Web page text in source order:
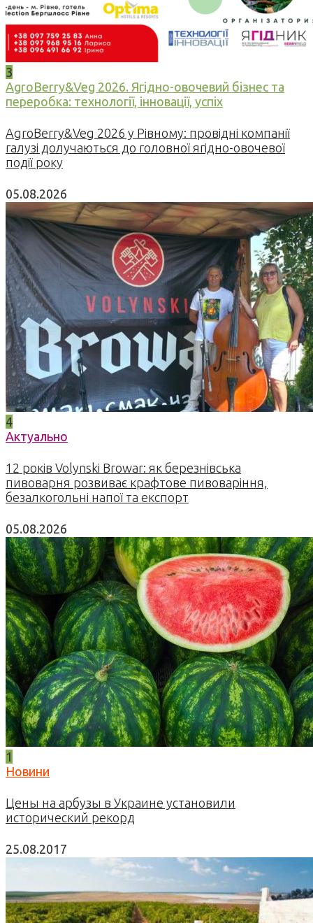
3
AgroBerry&Veg 2026. Ягідно-овочевий бізнес та
переробка: технології, інновації, успіх
AgroBerry&Veg 2026 у Рівному: провідні компанії
галузі долучаються до головної ягідно-овочевої
події року
05.08.2026
4
Актуально
12 років Volynski Browar: як березнівська
пивоварня розвиває крафтове пивоваріння,
безалкогольні напої та експорт
05.08.2026
1
Новини
Цены на арбузы в Украине установили
исторический рекорд
25.08.2017